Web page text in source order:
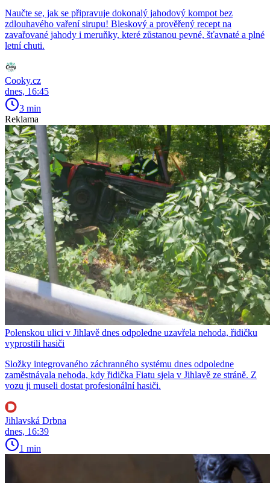
Naučte se, jak se připravuje dokonalý jahodový kompot bez
zdlouhavého vaření sirupu! Bleskový a prověřený recept na
zavařované jahody i meruňky, které zůstanou pevné, šťavnaté a plné
letní chuti.
Cooky.cz
dnes, 16:45
3 min
Reklama
Polenskou ulici v Jihlavě dnes odpoledne uzavřela nehoda, řidičku
vyprostili hasiči
Složky integrovaného záchranného systému dnes odpoledne
zaměstnávala nehoda, kdy řidička Fiatu sjela v Jihlavě ze stráně. Z
vozu ji museli dostat profesionální hasiči.
Jihlavská Drbna
dnes, 16:39
1 min